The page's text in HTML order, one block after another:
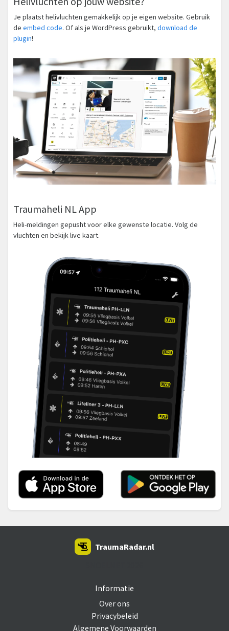
Je plaatst helivluchten gemakkelijk op je eigen website. Gebruik
de embed code. Of als je WordPress gebruikt, download de
plugin!
Traumaheli NL App
Heli-meldingen gepusht voor elke gewenste locatie. Volg de
vluchten en bekijk live kaart.
Informatie
Over ons
Privacybeleid
Algemene Voorwaarden
TraumaRadar.nl